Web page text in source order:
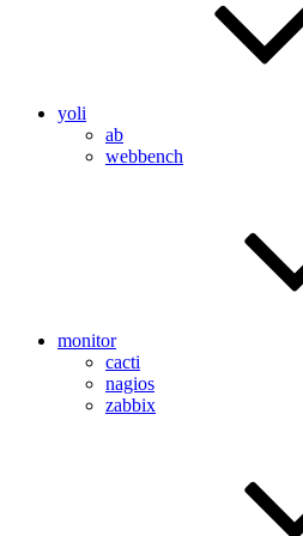
yoli
ab
webbench
monitor
cacti
nagios
zabbix